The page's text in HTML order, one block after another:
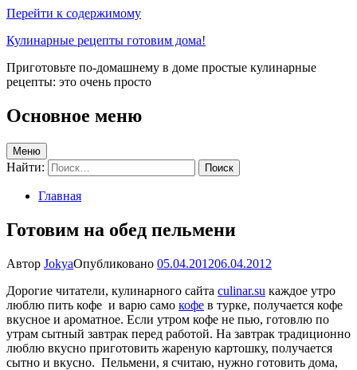
Перейти к содержимому
Кулинарные рецепты готовим дома!
Приготовьте по-домашнему в доме простые кулинарные
рецепты: это очень просто
Основное меню
Меню
Найти:
Главная
Готовим на обед пельмени
Автор JokyaОпубликовано 05.04.201206.04.2012
Дорогие читатели, кулинарного сайта culinar.su каждое утро
люблю пить кофе и варю само кофе в турке, получается кофе
вкусное и ароматное. Если утром кофе не пью, готовлю по
утрам сытный завтрак перед работой. На завтрак традиционно
люблю вкусно приготовить жареную картошку, получается
сытно и вкусно. Пельмени, я считаю, нужно готовить дома,